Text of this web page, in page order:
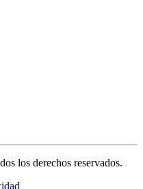
los derechos reservados.